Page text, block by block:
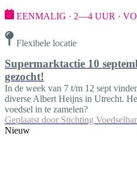
EENMALIG · 2—4 UUR ·
Flexibele locatie
Supermarktactie 10
gezocht!
In de week van 7 t/m 12 sept
diverse Albert Heijns in Utrecht.
voedsel in te zamelen?
Geplaatst door Stichting
Nieuw